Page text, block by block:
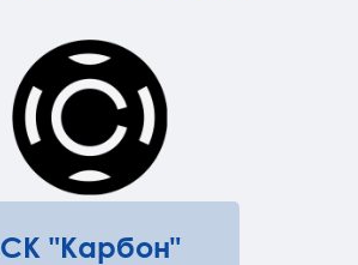
СК "Карбон"